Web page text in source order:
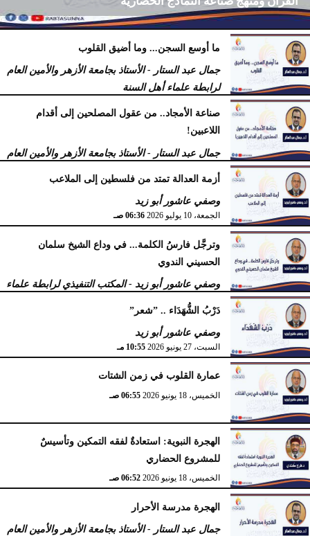
فرج كُندي - رئيس مركز الكُندي للدراسات والبحوث
السبت، 18 يوليو 2026 09:14 مـ
ما أوسع السجن... وما أضيق القلوب
جمال عبد الستار - الأستاذ بجامعة الأزهر والأمين العام
لرابطة علماء أهل السنة
السبت، 18 يوليو 2026 12:29 مـ
صناعة الأمجاد.. من عقول المصلحين إلى أقدام
اللاعبين!
جمال عبد الستار - الأستاذ بجامعة الأزهر والأمين العام
لرابطة علماء أهل السنة
الأربعاء، 15 يوليو 2026 09:08 صـ
أزمة العدالة تمتد من فلسطين إلى الملاعب
وصفي عاشور أبو زيد
الجمعة، 10 يوليو 2026 06:36 صـ
وترجَّل فارسُ الكلمة... في وداع الشيخ سلمان
الحسيني الندوي
وصفي عاشور أبو زيد - المكتب التنفيذي لرابطة علماء
أهل السنّة
الخميس، 2 يوليو 2026 05:32 مـ
دَرْبُ الشُّهَدَاء .. ”شعر”
وصفي عاشور أبو زيد
السبت، 27 يونيو 2026 10:55 مـ
عمارة القلوب في زمن الشتات
الخميس، 18 يونيو 2026 06:55 صـ
الهجرة النبوية: استعادةٌ لفقه التمكين وتأسيسٌ
للمشروع الحضاري
الخميس، 18 يونيو 2026 06:52 صـ
الهجرة مدرسة الأحرار
جمال عبد الستار - الأستاذ بجامعة الأزهر والأمين العام